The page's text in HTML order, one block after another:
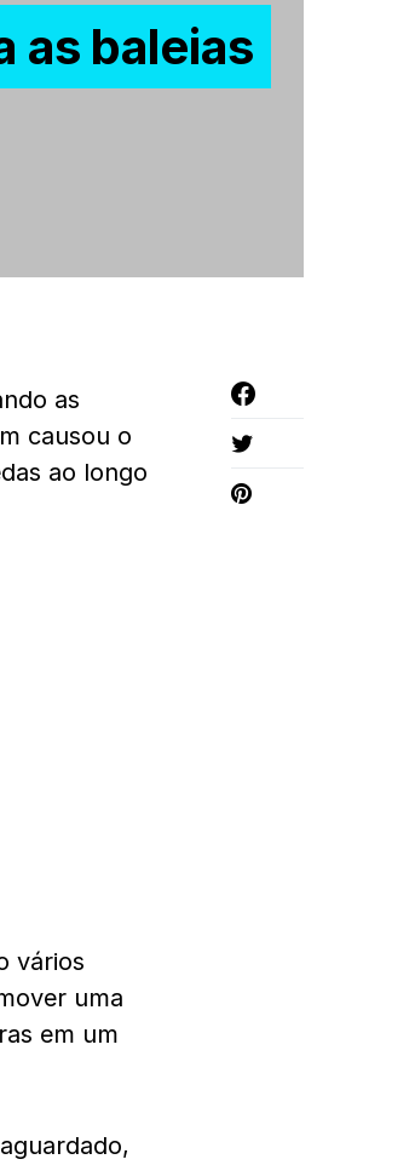
as baleias
as
causou o
ao longo
vários
uma
em um